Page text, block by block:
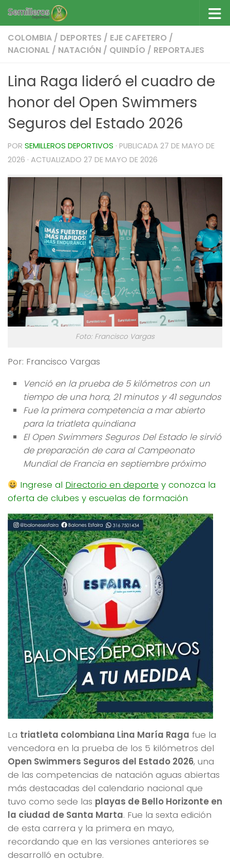
Saltar al contenido
COLOMBIA / DEPORTES / EJE CAFETERO /
NACIONAL / NATACIÓN / QUINDÍO / REPORTAJES
Lina Raga lideró el cuadro de
honor del Open Swimmers
Seguros del Estado 2026
POR SEMILLEROS DEPORTIVOS · PUBLICADA 27 DE MAYO DE
2026 · ACTUALIZADO 27 DE MAYO DE 2026
Foto: Francisco Vargas
Por: Francisco Vargas
Venció en la prueba de 5 kilómetros con un
tiempo de una hora, 21 minutos y 41 segundos
Fue la primera competencia a mar abierto
para la triatleta quindiana
El Open Swimmers Seguros Del Estado le sirvió
de preparación de cara al Campeonato
Mundial de Francia en septiembre próximo
Ingrese al Directorio en deporte y conozca la
oferta de clubes y escuelas de formación
La triatleta colombiana Lina María Raga fue la
vencedora en la prueba de los 5 kilómetros del
Open Swimmers Seguros del Estado 2026, una
de las competencias de natación aguas abiertas
más destacadas del calendario nacional que
tuvo como sede las playas de Bello Horizonte en
la ciudad de Santa Marta. Fue la sexta edición
de esta carrera y la primera en mayo,
recordando que en las versiones anteriores se
desarrolló en octubre.